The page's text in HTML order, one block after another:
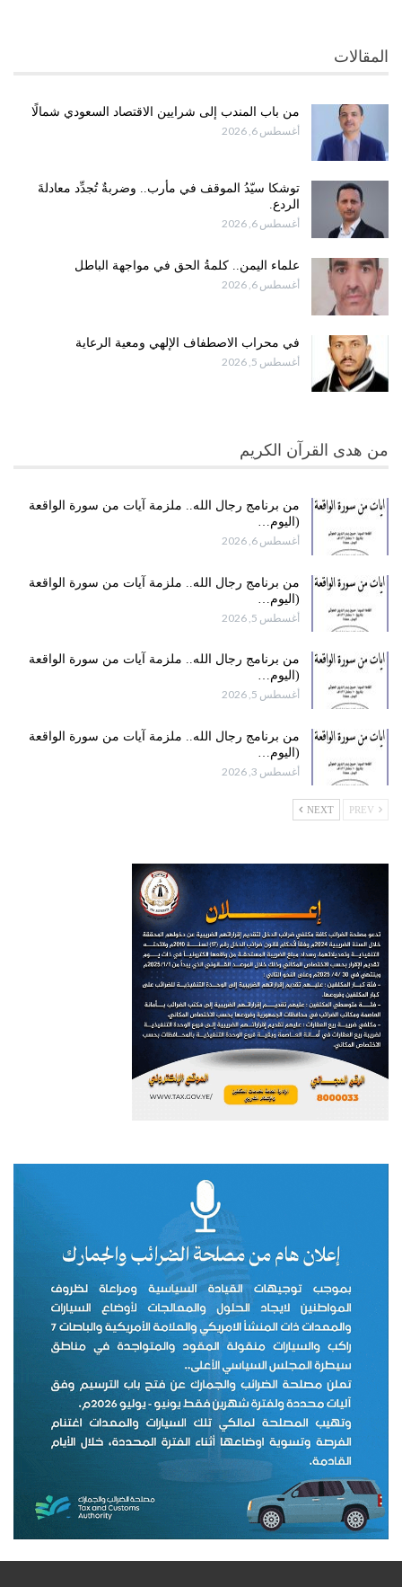
المقالات
من باب المندب إلى شرايين الاقتصاد السعودي شمالًا
أغسطس 6, 2026
توشكا سيّدُ الموقف في مأرب.. وضربةٌ تُجدِّد معادلةَ
الردع.
أغسطس 6, 2026
علماء اليمن.. كلمةُ الحق في مواجهة الباطل
أغسطس 6, 2026
في محراب الاصطفاف الإلهي ومعية الرعاية
أغسطس 5, 2026
من هدى القرآن الكريم
من برنامج رجال الله.. ملزمة آيات من سورة الواقعة
(اليوم…
أغسطس 6, 2026
من برنامج رجال الله.. ملزمة آيات من سورة الواقعة
(اليوم…
أغسطس 5, 2026
من برنامج رجال الله.. ملزمة آيات من سورة الواقعة
(اليوم…
أغسطس 5, 2026
من برنامج رجال الله.. ملزمة آيات من سورة الواقعة
(اليوم…
أغسطس 3, 2026
NEXT